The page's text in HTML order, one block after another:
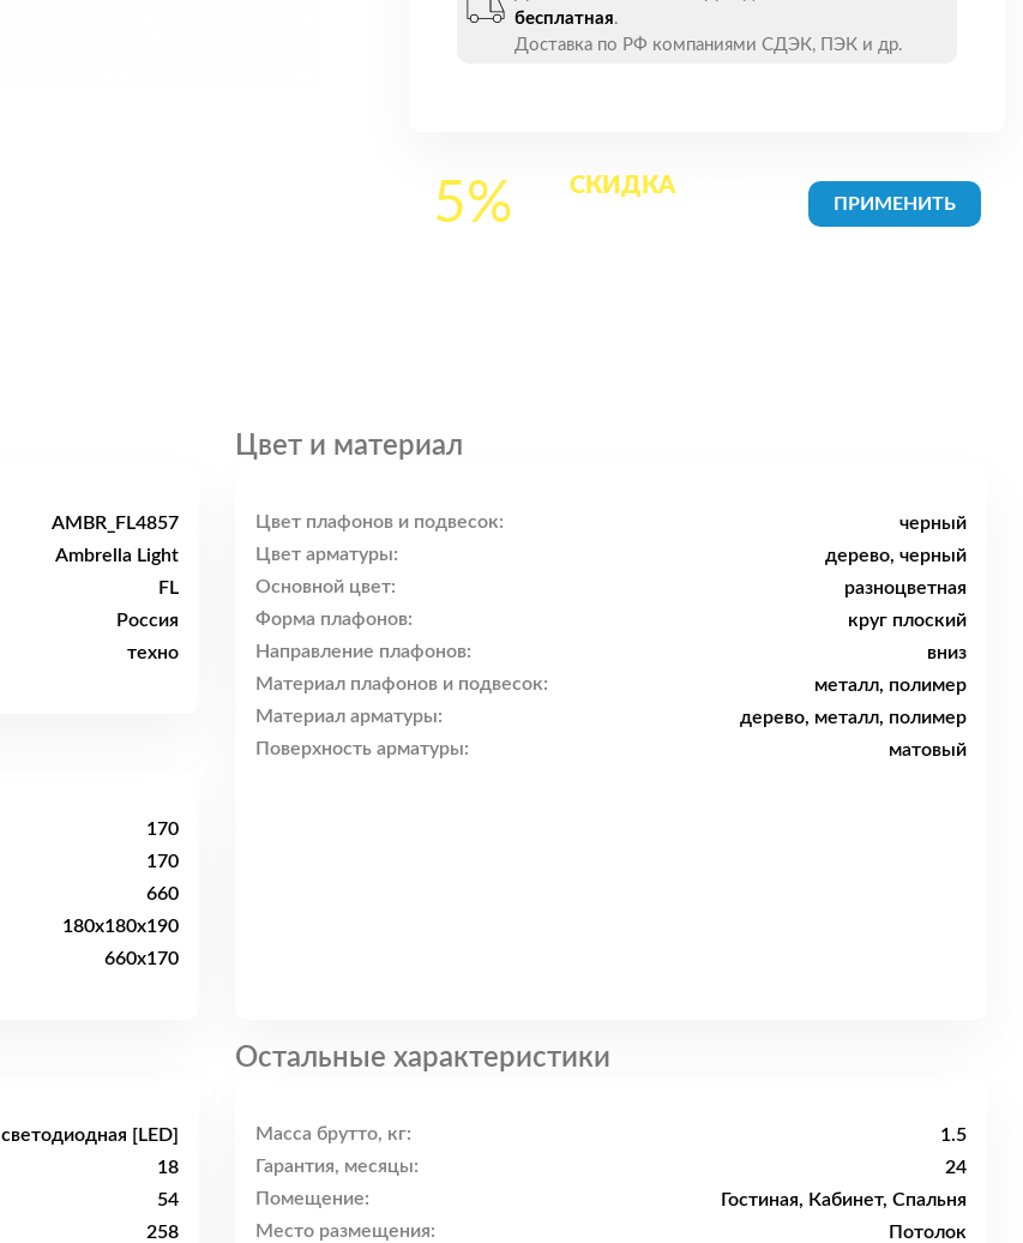
бесплатная.
Доставка по РФ компаниями СДЭК, ПЭК и др.
5% СКИДКА
AMBR_FL4857
Ambrella Light
FL
Россия
техно
170
170
660
180x180x190
660x170
Цвет и материал
Цвет плафонов и подвесок:
черный
Цвет арматуры:
дерево, черный
Основной цвет:
разноцветная
Форма плафонов:
круг плоский
Направление плафонов:
вниз
Материал плафонов и подвесок:
металл, полимер
Материал арматуры:
дерево, металл, полимер
Поверхность арматуры:
матовый
светодиодная [LED]
18
54
258
Остальные характеристики
Масса брутто, кг:
1.5
Гарантия, месяцы:
24
Помещение:
Гостиная, Кабинет, Спальня
Место размещения:
Потолок